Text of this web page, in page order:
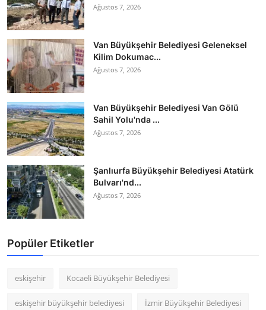
Ağustos 7, 2026
Van Büyükşehir Belediyesi Geleneksel
Kilim Dokumac...
Ağustos 7, 2026
Van Büyükşehir Belediyesi Van Gölü
Sahil Yolu'nda ...
Ağustos 7, 2026
Şanlıurfa Büyükşehir Belediyesi Atatürk
Bulvarı'nd...
Ağustos 7, 2026
Popüler Etiketler
eskişehir Kocaeli Büyükşehir Belediyesi
eskişehir büyükşehir belediyesi İzmir Büyükşehir Belediyesi